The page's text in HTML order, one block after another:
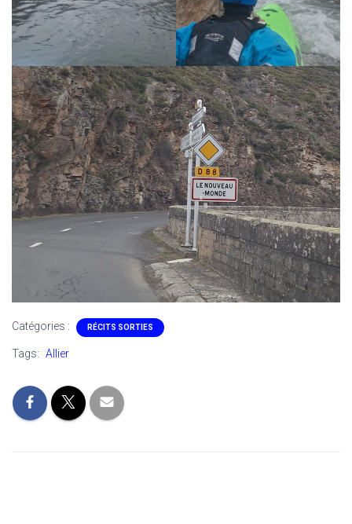
Catégories : RÉCITS SORTIES
Tags: Allier